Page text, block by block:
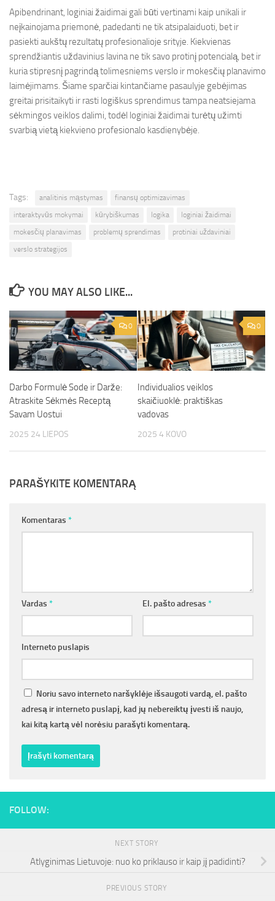
Apibendrinant, loginiai žaidimai gali būti vertinami kaip unikali ir
neįkainojama priemonė, padedanti ne tik atsipalaiduoti, bet ir
pasiekti aukštų rezultatų profesionalioje srityje. Kiekvienas
sprendžiantis uždavinius lavina ne tik savo protinį potencialą, bet ir
kuria stipresnį pagrindą tolimesniems verslo ir mokesčių planavimo
laimėjimams. Šiame sparčiai kintančiame pasaulyje gebėjimas
greitai prisitaikyti ir rasti logiškus sprendimus tampa neatsiejama
sėkmingos veiklos dalimi, todėl loginiai žaidimai turėtų užimti
svarbią vietą kiekvieno profesionalo kasdienybėje.
Tags: analitinis mąstymas
finansų optimizavimas
interaktyvūs mokymai
kūrybiškumas logika
loginiai žaidimai
mokesčių planavimas
problemų sprendimas
protiniai uždaviniai
verslo strategijos
YOU MAY ALSO LIKE...
0
Darbo Formulė Sode ir Darže:
Atraskite Sėkmės Receptą
Savam Uostui
2025 24 LIEPOS
0
Individualios veiklos
skaičiuoklė: praktiškas
vadovas
2025 4 KOVO
PARAŠYKITE KOMENTARĄ
Komentaras *
Vardas * El. pašto adresas *
Interneto puslapis
Noriu savo interneto naršyklėje išsaugoti vardą, el. pašto
adresą ir interneto puslapį, kad jų nebereiktų įvesti iš naujo,
kai kitą kartą vėl norėsiu parašyti komentarą.
FOLLOW:
NEXT STORY
Atlyginimas Lietuvoje: nuo ko priklauso ir kaip jį padidinti?
PREVIOUS STORY